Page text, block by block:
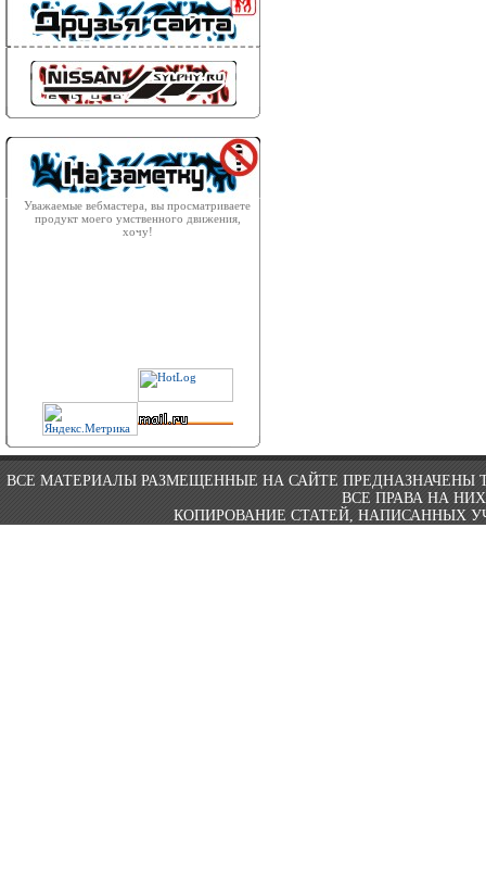
Уважаемые вебмастера, вы просматриваете
продукт моего умственного движения,
хочу!
ВСЕ МАТЕРИАЛЫ РАЗМЕЩЕННЫЕ НА САЙТЕ ПРЕДНАЗНАЧЕНЫ
ВСЕ ПРАВА НА
КОПИРОВАНИЕ СТАТЕЙ, НАПИСАННЫХ